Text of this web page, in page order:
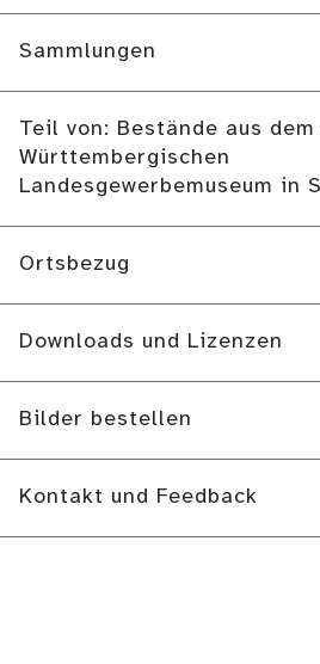
Sammlungen
Teil von: Bestände aus
Württembergischen
Landesgewerbemuseum in
Ortsbezug
Downloads und Lizenzen
Bilder bestellen
Kontakt und Feedback